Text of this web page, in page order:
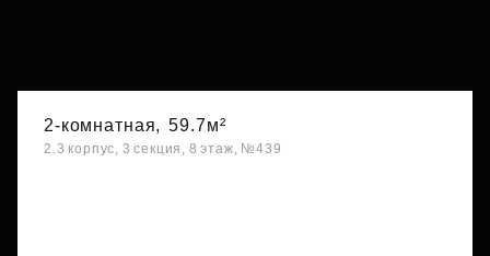
2-комнатная, 59.7м²
2.3 корпус, 3 секция, 8 этаж, №439